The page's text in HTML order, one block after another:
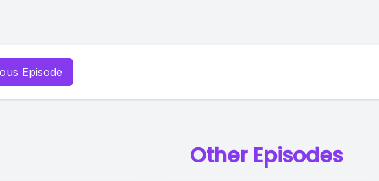
Episode
Other Episodes